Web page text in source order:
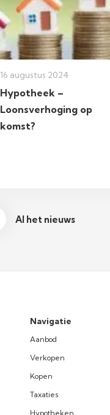
16 augustus 2024
Hypotheek –
Loonsverhoging op
komst?
Al het nieuws
Navigatie
Aanbod
Verkopen
Kopen
Taxaties
Hypotheken